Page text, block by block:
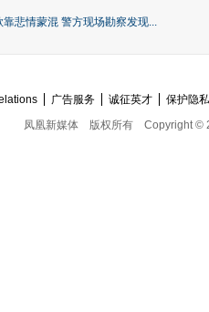
悲情蒙混 警方现场勘察发现...
广告服务 诚征英才
保护隐
凤凰新媒体
版权所有 Copyright ©